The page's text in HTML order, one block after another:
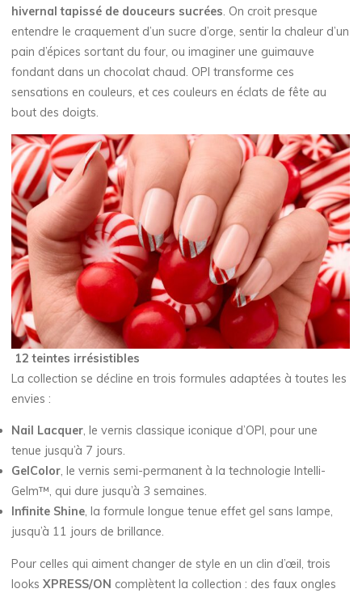
hivernal tapissé de douceurs sucrées. On croit presque
entendre le craquement d’un sucre d’orge, sentir la chaleur d’un
pain d’épices sortant du four, ou imaginer une guimauve
fondant dans un chocolat chaud. OPI transforme ces
sensations en couleurs, et ces couleurs en éclats de fête au
bout des doigts.
12 teintes irrésistibles
La collection se décline en trois formules adaptées à toutes les
envies :
Nail Lacquer, le vernis classique iconique d’OPI, pour une
tenue jusqu’à 7 jours.
GelColor, le vernis semi-permanent à la technologie Intelli-
Gelm™, qui dure jusqu’à 3 semaines.
Infinite Shine, la formule longue tenue effet gel sans lampe,
jusqu’à 11 jours de brillance.
Pour celles qui aiment changer de style en un clin d’œil, trois
looksXPRESS/ON complètent la collection : des faux ongles